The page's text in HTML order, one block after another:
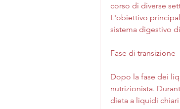
corso di diverse
L'obiettivo
sistema digestivo
Fase di transizione
Dopo la fase dei
nutrizionista.
dieta a liquidi